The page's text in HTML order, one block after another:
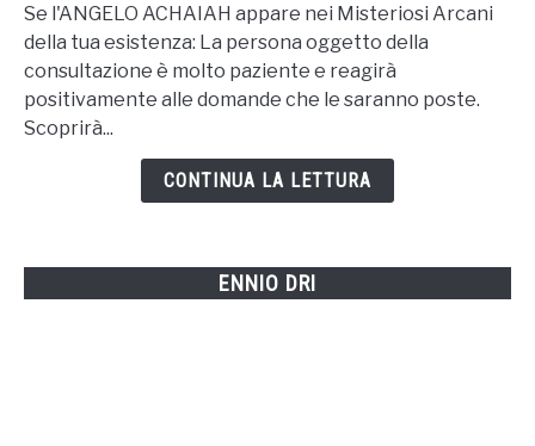
7-
ACHAIAH
Se l'ANGELO ACHAIAH appare nei Misteriosi Arcani
della tua esistenza: La persona oggetto della
consultazione è molto paziente e reagirà
positivamente alle domande che le saranno poste.
Scoprirà...
CONTINUA LA LETTURA
ENNIO DRI